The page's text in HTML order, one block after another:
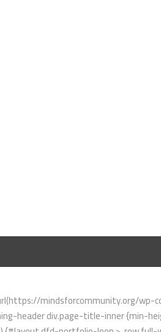
mindsforcommunity.org/
header div.page-title-inner